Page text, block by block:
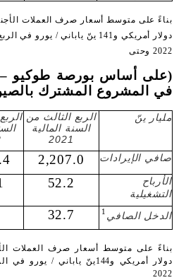
بناءً على متوسط
2022 وحتى
في المشروع المشترك
مليار ينّ
الربع الثالث من
السنة المالية
2021
صافي الإيرادات
2,207.0
الأرباح
التشغيلية
52.2
الدخل الصافي 1
32.7
بناءً على متوسط
2022